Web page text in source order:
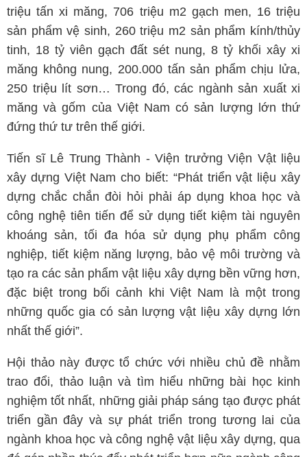
triệu tấn xi măng, 706 triệu m2 gạch men, 16 triệu
sản phẩm vệ sinh, 260 triệu m2 sản phẩm kính/thủy
tinh, 18 tỷ viên gạch đất sét nung, 8 tỷ khối xây xi
măng không nung, 200.000 tấn sản phẩm chịu lửa,
250 triệu lít sơn… Trong đó, các ngành sản xuất xi
măng và gốm của Việt Nam có sản lượng lớn thứ
đứng thứ tư trên thế giới.
Tiến sĩ Lê Trung Thành - Viện trưởng Viện Vật liệu
xây dựng Việt Nam cho biết: “Phát triển vật liệu xây
dựng chắc chắn đòi hỏi phải áp dụng khoa học và
công nghệ tiên tiến để sử dụng tiết kiệm tài nguyên
khoáng sản, tối đa hóa sử dụng phụ phẩm công
nghiệp, tiết kiệm năng lượng, bảo vệ môi trường và
tạo ra các sản phẩm vật liệu xây dựng bền vững hơn,
đặc biệt trong bối cảnh khi Việt Nam là một trong
những quốc gia có sản lượng vật liệu xây dựng lớn
nhất thế giới”.
Hội thảo này được tổ chức với nhiều chủ đề nhằm
trao đổi, thảo luận và tìm hiểu những bài học kinh
nghiệm tốt nhất, những giải pháp sáng tạo được phát
triển gần đây và sự phát triển trong tương lai của
ngành khoa học và công nghệ vật liệu xây dựng, qua